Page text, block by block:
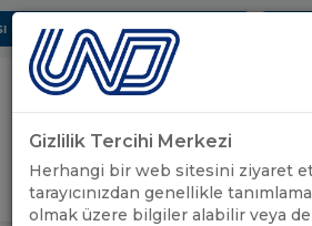
UBAK Bölümü Hakkında
Uluslararası Nakliyeciler
Gizlilik Tercihi Merkezi
Herhangi bir web sitesini ziyaret
tarayıcınızdan genellikle
olmak üzere bilgiler alabilir veya